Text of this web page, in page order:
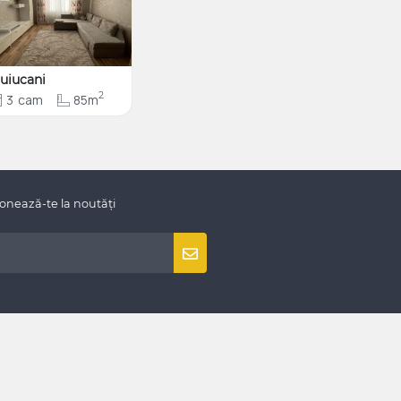
3 cam 85m2
te la noutăți